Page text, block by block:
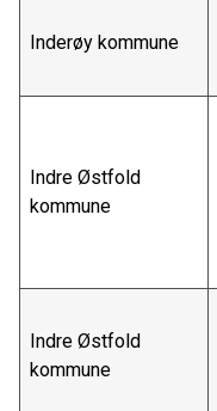
Inderøy kommune
Indre Østfold
kommune
Indre Østfold
kommune